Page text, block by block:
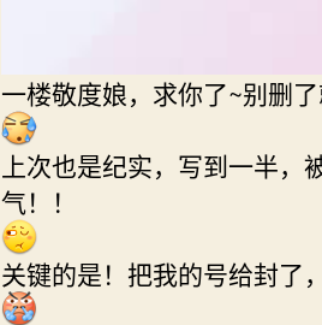
一楼敬度娘，求你了~别删
上次也是纪实，写到一半
气！！
关键的是！把我的号给封了